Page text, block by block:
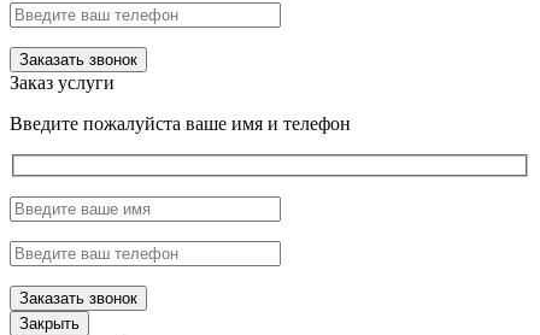
Заказ услуги
Введите пожалуйста ваше имя и телефон
Закрыть